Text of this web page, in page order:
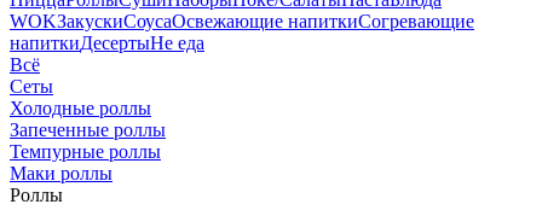
WOKЗакускиСоусаОсвежающие напиткиСогревающие
напиткиДесертыНе еда
Всё
Сеты
Холодные роллы
Запеченные роллы
Темпурные роллы
Маки роллы
Роллы